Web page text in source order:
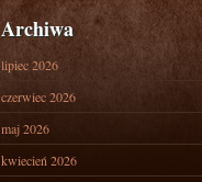
Archiwa
lipiec 2026
czerwiec 2026
maj 2026
kwiecień 2026